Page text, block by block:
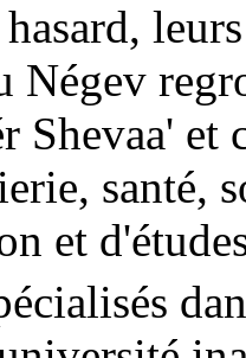
Shevaa'
santé,
et